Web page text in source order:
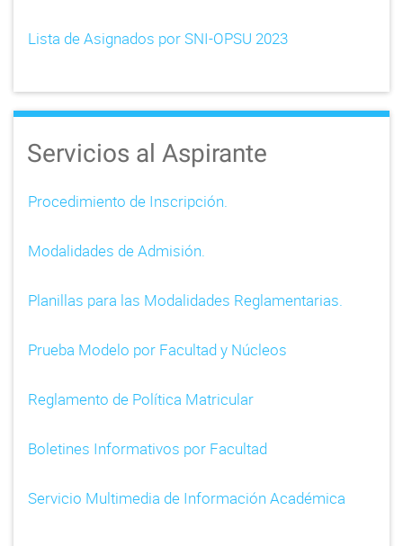
Lista de Asignados por SNI-OPSU 2023
Servicios al Aspirante
Procedimiento de Inscripción.
Modalidades de Admisión.
Planillas para las Modalidades Reglamentarias.
Prueba Modelo por Facultad y Núcleos
Reglamento de Política Matricular
Boletines Informativos por Facultad
Servicio Multimedia de Información Académica